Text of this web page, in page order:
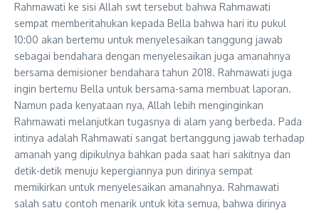
Rahmawati ke sisi Allah swt tersebut bahwa Rahmawati
sempat memberitahukan kepada Bella bahwa hari itu pukul
10:00 akan bertemu untuk menyelesaikan tanggung jawab
sebagai bendahara dengan menyelesaikan juga amanahnya
bersama demisioner bendahara tahun 2018. Rahmawati juga
ingin bertemu Bella untuk bersama-sama membuat laporan.
Namun pada kenyataan nya, Allah lebih menginginkan
Rahmawati melanjutkan tugasnya di alam yang berbeda. Pada
intinya adalah Rahmawati sangat bertanggung jawab terhadap
amanah yang dipikulnya bahkan pada saat hari sakitnya dan
detik-detik menuju kepergiannya pun dirinya sempat
memikirkan untuk menyelesaikan amanahnya. Rahmawati
salah satu contoh menarik untuk kita semua, bahwa dirinya